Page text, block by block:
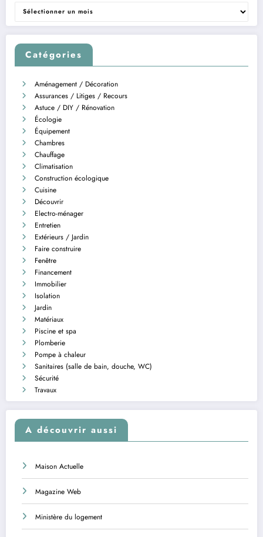
Archives
Catégories
Aménagement / Décoration
Assurances / Litiges / Recours
Astuce / DIY / Rénovation
Écologie
Équipement
Chambres
Chauffage
Climatisation
Construction écologique
Cuisine
Découvrir
Electro-ménager
Entretien
Extérieurs / Jardin
Faire construire
Fenêtre
Financement
Immobilier
Isolation
Jardin
Matériaux
Piscine et spa
Plomberie
Pompe à chaleur
Sanitaires (salle de bain, douche, WC)
Sécurité
Travaux
A découvrir aussi
Maison Actuelle
Magazine Web
Ministère du logement